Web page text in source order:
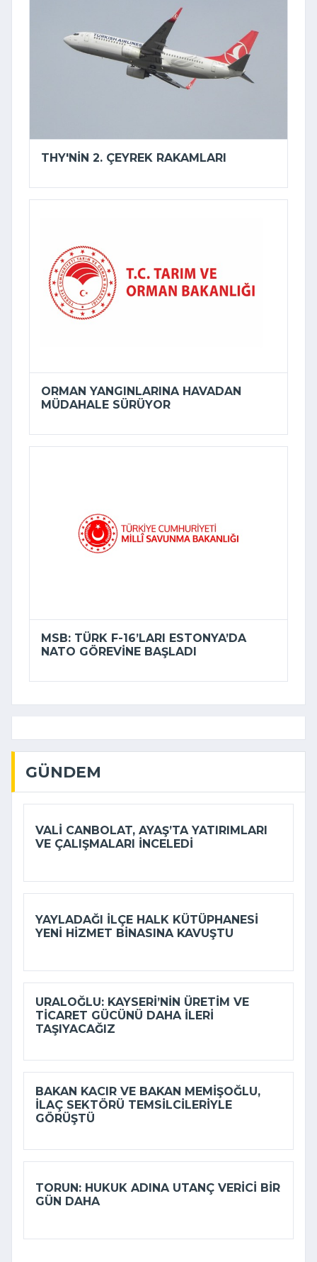
THY'NIN 2. ÇEYREK RAKAMLARI
ORMAN YANGINLARINA HAVADAN
MÜDAHALE SÜRÜYOR
MSB: TÜRK F-16’LARI ESTONYA’DA
NATO GÖREVINE BAŞLADI
GÜNDEM
VALI CANBOLAT, AYAŞ’TA YATIRIMLARI
VE ÇALIŞMALARI INCELEDI
YAYLADAĞI İLÇE HALK KÜTÜPHANESI
YENI HIZMET BINASINA KAVUŞTU
URALOĞLU: KAYSERI’NIN ÜRETIM VE
TICARET GÜCÜNÜ DAHA ILERI
TAŞIYACAĞIZ
BAKAN KACIR VE BAKAN MEMIŞOĞLU,
ILAÇ SEKTÖRÜ TEMSILCILERIYLE
GÖRÜŞTÜ
TORUN: HUKUK ADINA UTANÇ VERICI BIR
GÜN DAHA